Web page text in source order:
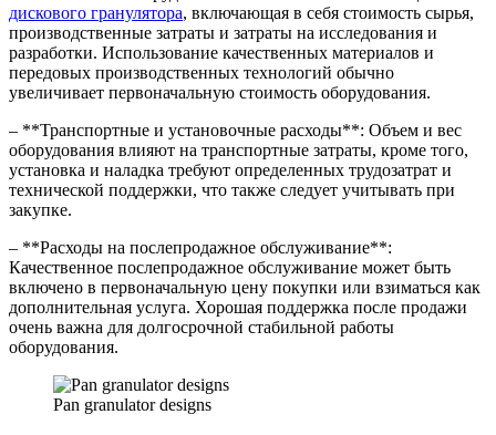
дискового гранулятора, включающая в себя стоимость сырья,
производственные затраты и затраты на исследования и
разработки. Использование качественных материалов и
передовых производственных технологий обычно
увеличивает первоначальную стоимость оборудования.
– **Транспортные и установочные расходы**: Объем и вес
оборудования влияют на транспортные затраты, кроме того,
установка и наладка требуют определенных трудозатрат и
технической поддержки, что также следует учитывать при
закупке.
– **Расходы на послепродажное обслуживание**:
Качественное послепродажное обслуживание может быть
включено в первоначальную цену покупки или взиматься как
дополнительная услуга. Хорошая поддержка после продажи
очень важна для долгосрочной стабильной работы
оборудования.
Pan granulator designs